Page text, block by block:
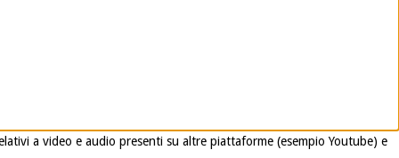
a video e audio presenti su altre piattaforme (esempio Youtube) e